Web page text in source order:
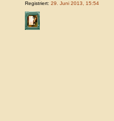
Registriert: 29. Juni 2013, 15:54